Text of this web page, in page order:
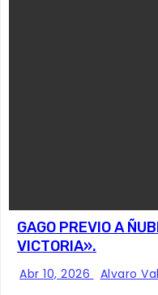
GAGO PREVIO A
VICTORIA».
Abr 10, 2026 Alvaro